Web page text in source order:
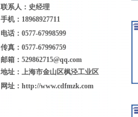
联系人：史经理
手机：18968927711
电话：0577-67998599
传真：0577-67996759
邮箱：529862715@qq.com
地址：上海市金山区枫泾工业区
网址：http://www.cdfmzk.com